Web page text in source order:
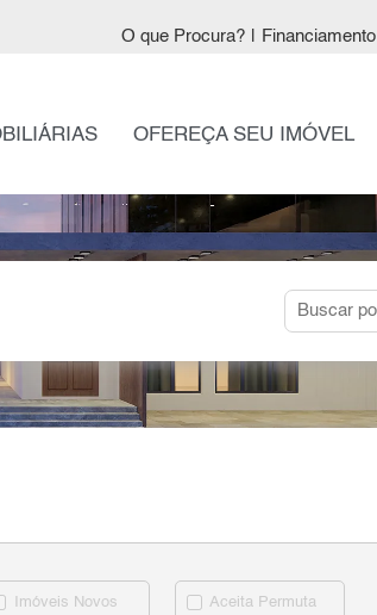
O que Procura? Financiamento
OFEREÇA SEU IMÓVEL
Imóveis Novos Aceita Permuta